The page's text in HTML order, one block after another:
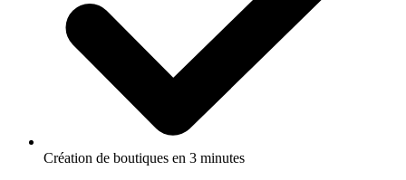
Création de boutiques en 3 minutes